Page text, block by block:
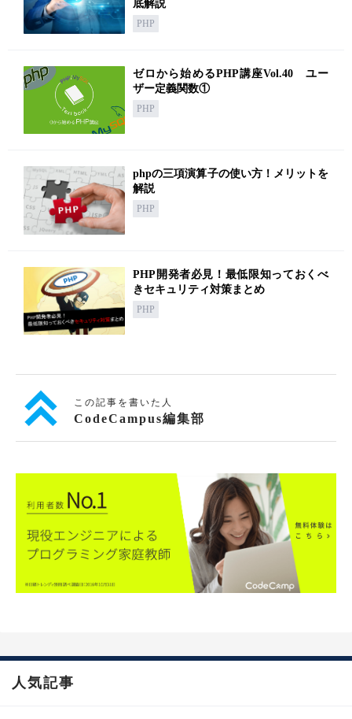
底解説
PHP
ゼロから始めるPHP講座Vol.40 ユー
ザー定義関数①
PHP
phpの三項演算子の使い方！メリットを
解説
PHP
PHP開発者必見！最低限知っておくべ
きセキュリティ対策まとめ
PHP
この記事を書いた人
CodeCampus編集部
人気記事